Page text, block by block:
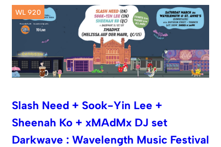
WL 920
Slash Need + Sook-Yin Lee +
Sheenah Ko + xMAdMx DJ set
Darkwave : Wavelength Music Festival